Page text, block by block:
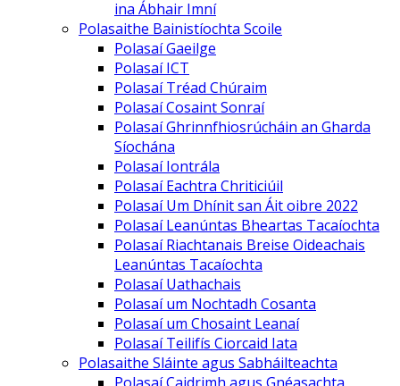
ina Ábhair Imní
Polasaithe Bainistíochta Scoile
Polasaí Gaeilge
Polasaí ICT
Polasaí Tréad Chúraim
Polasaí Cosaint Sonraí
Polasaí Ghrinnfhiosrúcháin an Gharda
Síochána
Polasaí Iontrála
Polasaí Eachtra Chriticiúil
Polasaí Um Dhínit san Áit oibre 2022
Polasaí Leanúntas Bheartas Tacaíochta
Polasaí Riachtanais Breise Oideachais
Leanúntas Tacaíochta
Polasaí Uathachais
Polasaí um Nochtadh Cosanta
Polasaí um Chosaint Leanaí
Polasaí Teilifís Ciorcaid Iata
Polasaithe Sláinte agus Sabháilteachta